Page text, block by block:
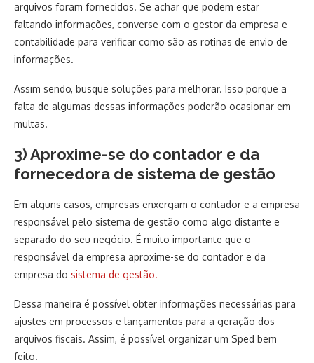
arquivos foram fornecidos. Se achar que podem estar
faltando informações, converse com o gestor da empresa e
contabilidade para verificar como são as rotinas de envio de
informações.
Assim sendo, busque soluções para melhorar. Isso porque a
falta de algumas dessas informações poderão ocasionar em
multas.
3) Aproxime-se do contador e da
fornecedora de sistema de gestão
Em alguns casos, empresas enxergam o contador e a empresa
responsável pelo sistema de gestão como algo distante e
separado do seu negócio. É muito importante que o
responsável da empresa aproxime-se do contador e da
empresa do sistema de gestão.
Dessa maneira é possível obter informações necessárias para
ajustes em processos e lançamentos para a geração dos
arquivos fiscais. Assim, é possível organizar um Sped bem
feito.